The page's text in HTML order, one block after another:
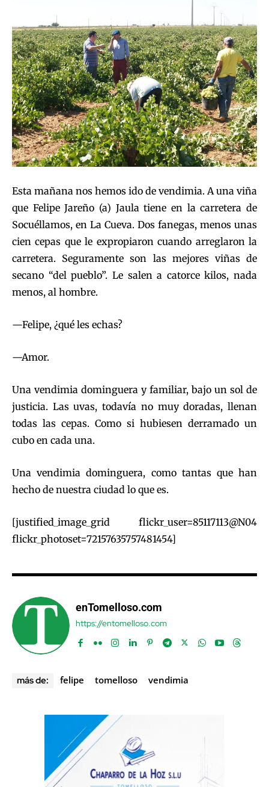
Esta mañana nos hemos ido de vendimia. A una viña
que Felipe Jareño (a) Jaula tiene en la carretera de
Socuéllamos, en La Cueva. Dos fanegas, menos unas
cien cepas que le expropiaron cuando arreglaron la
carretera. Seguramente son las mejores viñas de
secano “del pueblo”. Le salen a catorce kilos, nada
menos, al hombre.
—Felipe, ¿qué les echas?
—Amor.
Una vendimia dominguera y familiar, bajo un sol de
justicia. Las uvas, todavía no muy doradas, llenan
todas las cepas. Como si hubiesen derramado un
cubo en cada una.
Una vendimia dominguera, como tantas que han
hecho de nuestra ciudad lo que es.
[justified_image_grid flickr_user=85117113@N04
flickr_photoset=72157635757481454]
enTomelloso.com
https://entomelloso.com
más de: felipe tomelloso vendimia